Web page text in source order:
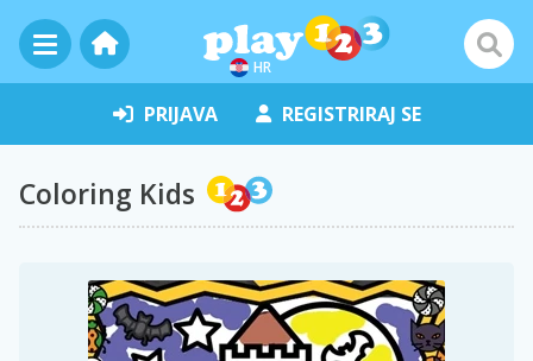
HR
PRIJAVA REGISTRIRAJ SE
Coloring Kids